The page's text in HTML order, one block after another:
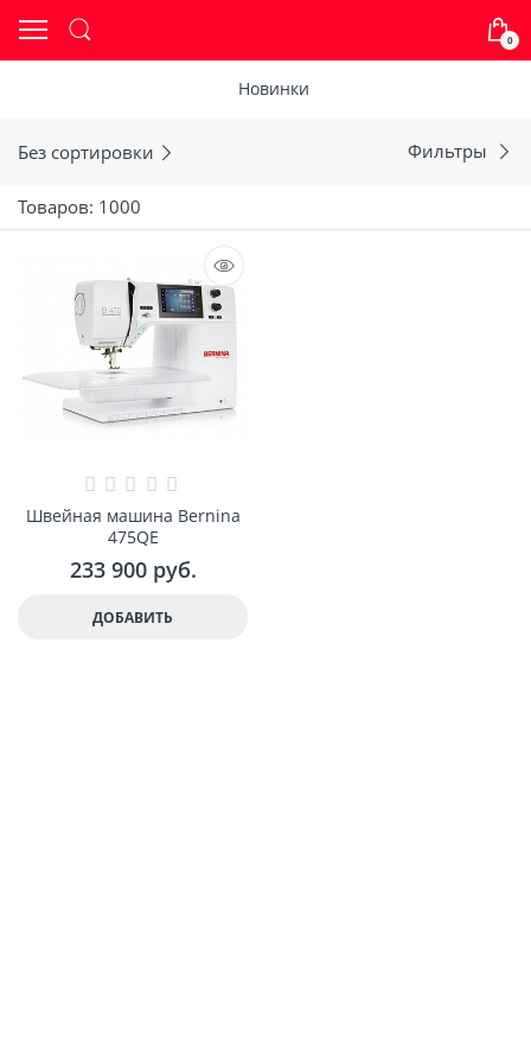
0
Новинки
Без сортировки Фильтры
Товаров: 1000
Швейная машина Bernina
475QE
233 900 руб.
ДОБАВИТЬ